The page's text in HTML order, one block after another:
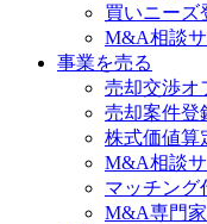
買いニーズ
M&A相談
事業を売る
売却交渉オ
売却案件登
株式価値算
M&A相談
マッチング
M&A専門